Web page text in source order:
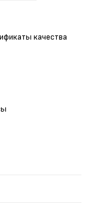
качества